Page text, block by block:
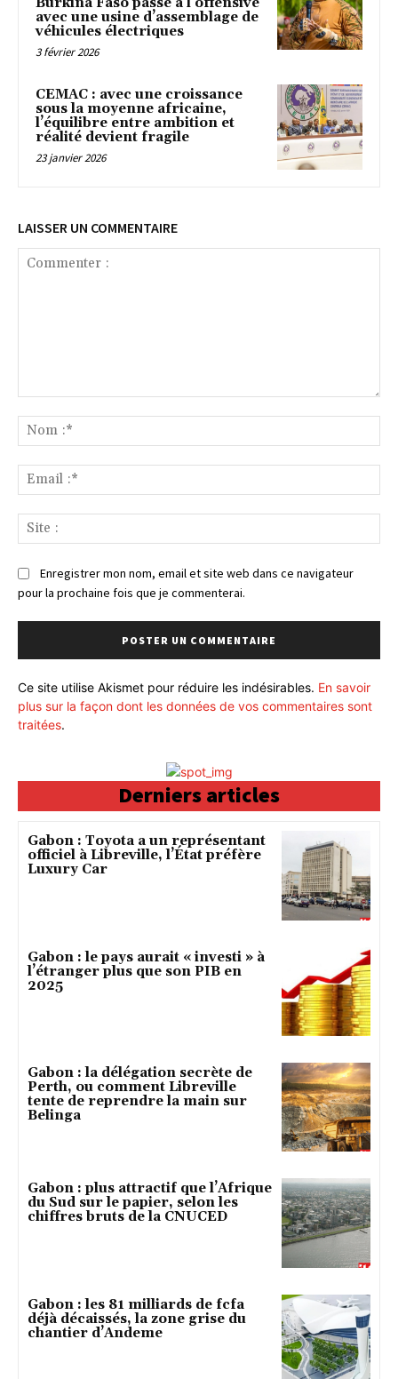
avec une usine d’assemblage de
véhicules électriques
3 février 2026
CEMAC : avec une croissance
sous la moyenne africaine,
l’équilibre entre ambition et
réalité devient fragile
23 janvier 2026
LAISSER UN COMMENTAIRE
:*
:*
:
Enregistrer mon nom, email et site web dans ce navigateur
pour la prochaine fois que je commenterai.
Ce site utilise Akismet pour réduire les indésirables. En savoir
plus sur la façon dont les données de vos commentaires sont
traitées.
Derniers articles
Gabon : Toyota a un représentant
officiel à Libreville, l’État préfère
Luxury Car
Gabon : le pays aurait « investi » à
l’étranger plus que son PIB en
2025
Gabon : la délégation secrète de
Perth, ou comment Libreville
tente de reprendre la main sur
Belinga
Gabon : plus attractif que l’Afrique
du Sud sur le papier, selon les
chiffres bruts de la CNUCED
Gabon : les 81 milliards de fcfa
déjà décaissés, la zone grise du
chantier d’Andeme